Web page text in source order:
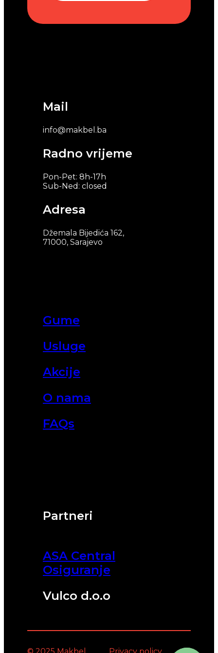
Partneri
ASA Central
Osiguranje
Vulco d.o.o
Gume
Usluge
Akcije
O nama
FAQs
Mail
info@makbel.ba
Radno vrijeme
Pon-Pet: 8h-17h
Sub-Ned: closed
Adresa
Džemala Bijedića 162,
71000, Sarajevo